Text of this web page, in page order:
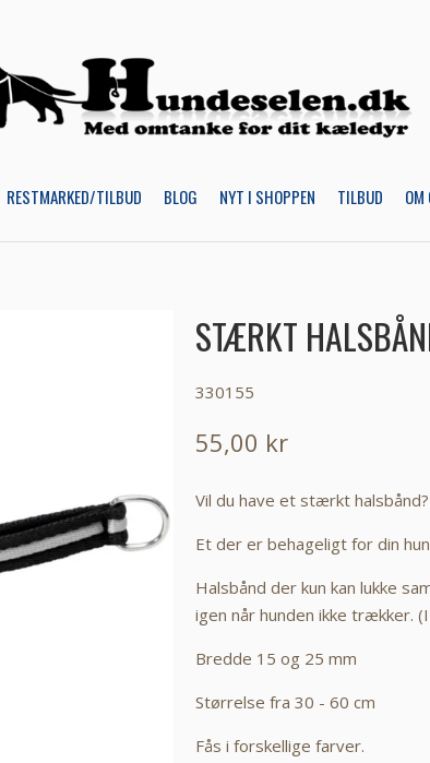
RESTMARKED/TILBUD BLOG NYT I SHOPPEN TILBUD OM
STÆRKT
330155
55,00 kr
Vil du have et stærkt halsbånd?
Et der er behageligt for din
Halsbånd der kun kan lukke
igen når hunden ikke trækker.
Bredde 15 og 25 mm
Størrelse fra 30 - 60 cm
Fås i forskellige farver.